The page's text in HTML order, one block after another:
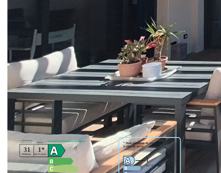
Domotique complète, garanties décennale et dommage-
ouvrage, finitions soignées. Une maison où tout a été pensé
pour votre confort.
Un bien rare sur Beaulieu. À découvrir sans tarder.
Honoraires à la charge du vendeur
Nos honoraires Nous contacter
Diagnostics énergétiques